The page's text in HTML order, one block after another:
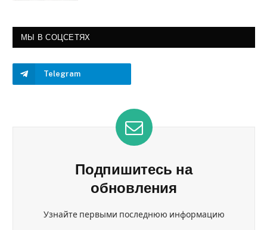
МЫ В СОЦСЕТЯХ
Telegram
Подпишитесь на
обновления
Узнайте первыми последнюю информацию